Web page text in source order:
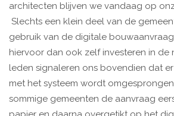
architecten blijven we vandaag op
Slechts een klein deel van de
gebruik van de digitale
hiervoor dan ook zelf investeren in de
leden signaleren ons bovendien dat
met het systeem wordt
sommige gemeenten de aanvraag